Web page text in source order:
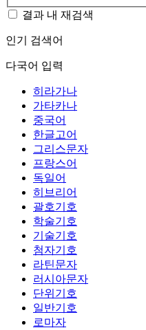
결과 내 재검색
인기 검색어
다국어 입력
히라가나
가타카나
중국어
한글고어
그리스문자
프랑스어
독일어
히브리어
괄호기호
학술기호
기술기호
첨자기호
라틴문자
러시아문자
단위기호
일반기호
로마자